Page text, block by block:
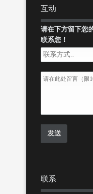
互动
请在下方留下您
联系您！
联系